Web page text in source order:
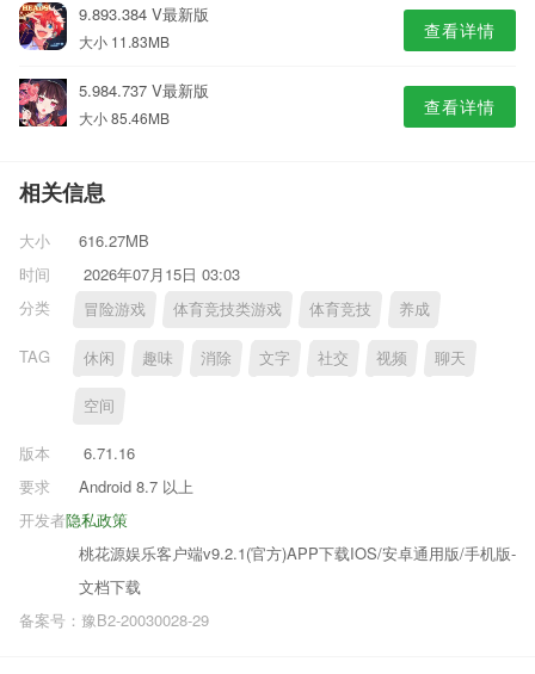
9.893.384 V最新版
大小 11.83MB 查看详情
5.984.737 V最新版
大小 85.46MB 查看详情
相关信息
大小
616.27MB
时间
2026年07月15日 03:03
分类
冒险游戏 体育竞技类游戏 体育竞技 养成
TAG 休闲 趣味 消除 文字 社交 视频 聊天
空间
版本
6.71.16
要求
Android 8.7 以上
隐私政策
开发者
桃花源娱乐客户端v9.2.1(官方)APP下载IOS/安卓通用版/手机版-
文档下载
备案号：豫B2-20030028-29